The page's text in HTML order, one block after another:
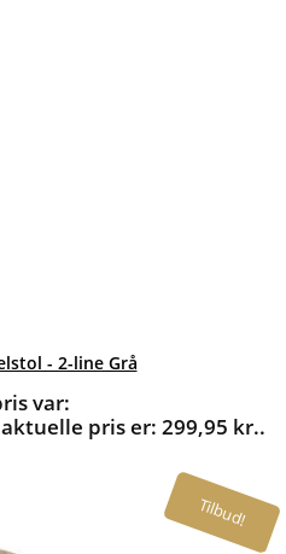
- 2-line Grå
var:
pris er: 299,95 kr..
Tilbud!